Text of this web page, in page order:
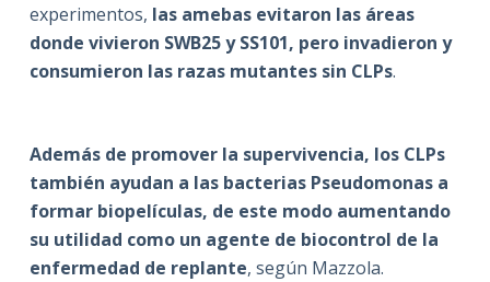
experimentos, las amebas evitaron las áreas
donde vivieron SWB25 y SS101, pero invadieron y
consumieron las razas mutantes sin CLPs.
Además de promover la supervivencia, los CLPs
también ayudan a las bacterias Pseudomonas a
formar biopelículas, de este modo aumentando
su utilidad como un agente de biocontrol de la
enfermedad de replante, según Mazzola.